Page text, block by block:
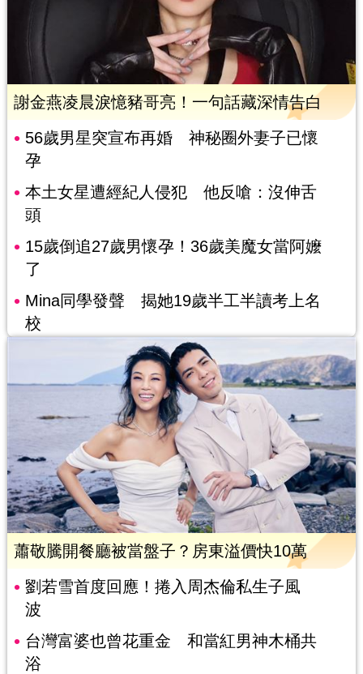
謝金燕凌晨淚憶豬哥亮！一句話藏深情告白
56歲男星突宣布再婚 神秘圈外妻子已懷
孕
本土女星遭經紀人侵犯 他反嗆：沒伸舌
頭
15歲倒追27歲男懷孕！36歲美魔女當阿嬤
了
Mina同學發聲 揭她19歲半工半讀考上名
校
蕭敬騰開餐廳被當盤子？房東溢價快10萬
劉若雪首度回應！捲入周杰倫私生子風
波
台灣富婆也曾花重金 和當紅男神木桶共
浴